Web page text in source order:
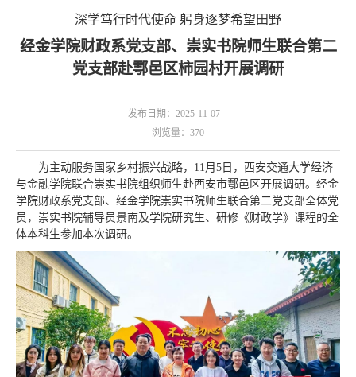
深学笃行时代使命 躬身逐梦希望田野
经金学院财政系党支部、崇实书院师生联合第二
党支部赴鄠邑区柿园村开展调研
发布日期：2025-11-07
浏览量： 370
为主动服务国家乡村振兴战略，11月5日，西安交通大学经济
与金融学院联合崇实书院组织师生赴西安市鄠邑区开展调研。经金
学院财政系党支部、经金学院崇实书院师生联合第二党支部全体党
员，崇实书院辅导员景南及学院研究生、研修《财政学》课程的全
体本科生参加本次调研。